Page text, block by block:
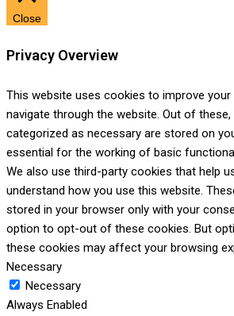
Close
Privacy Overview
This website uses cookies to improve your
navigate through the website. Out of
categorized as necessary are stored on
essential for the working of basic
We also use third-party cookies that help
understand how you use this website.
stored in your browser only with your
option to opt-out of these cookies. But
these cookies may affect your browsing
Necessary
Necessary
Always Enabled